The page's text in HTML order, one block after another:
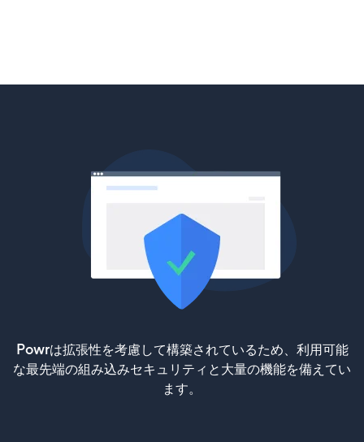
Powrは拡張性を考慮して構築されているため、利用可能
な最先端の組み込みセキュリティと大量の機能を備えてい
ます。